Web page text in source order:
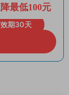
最低100元
期30天